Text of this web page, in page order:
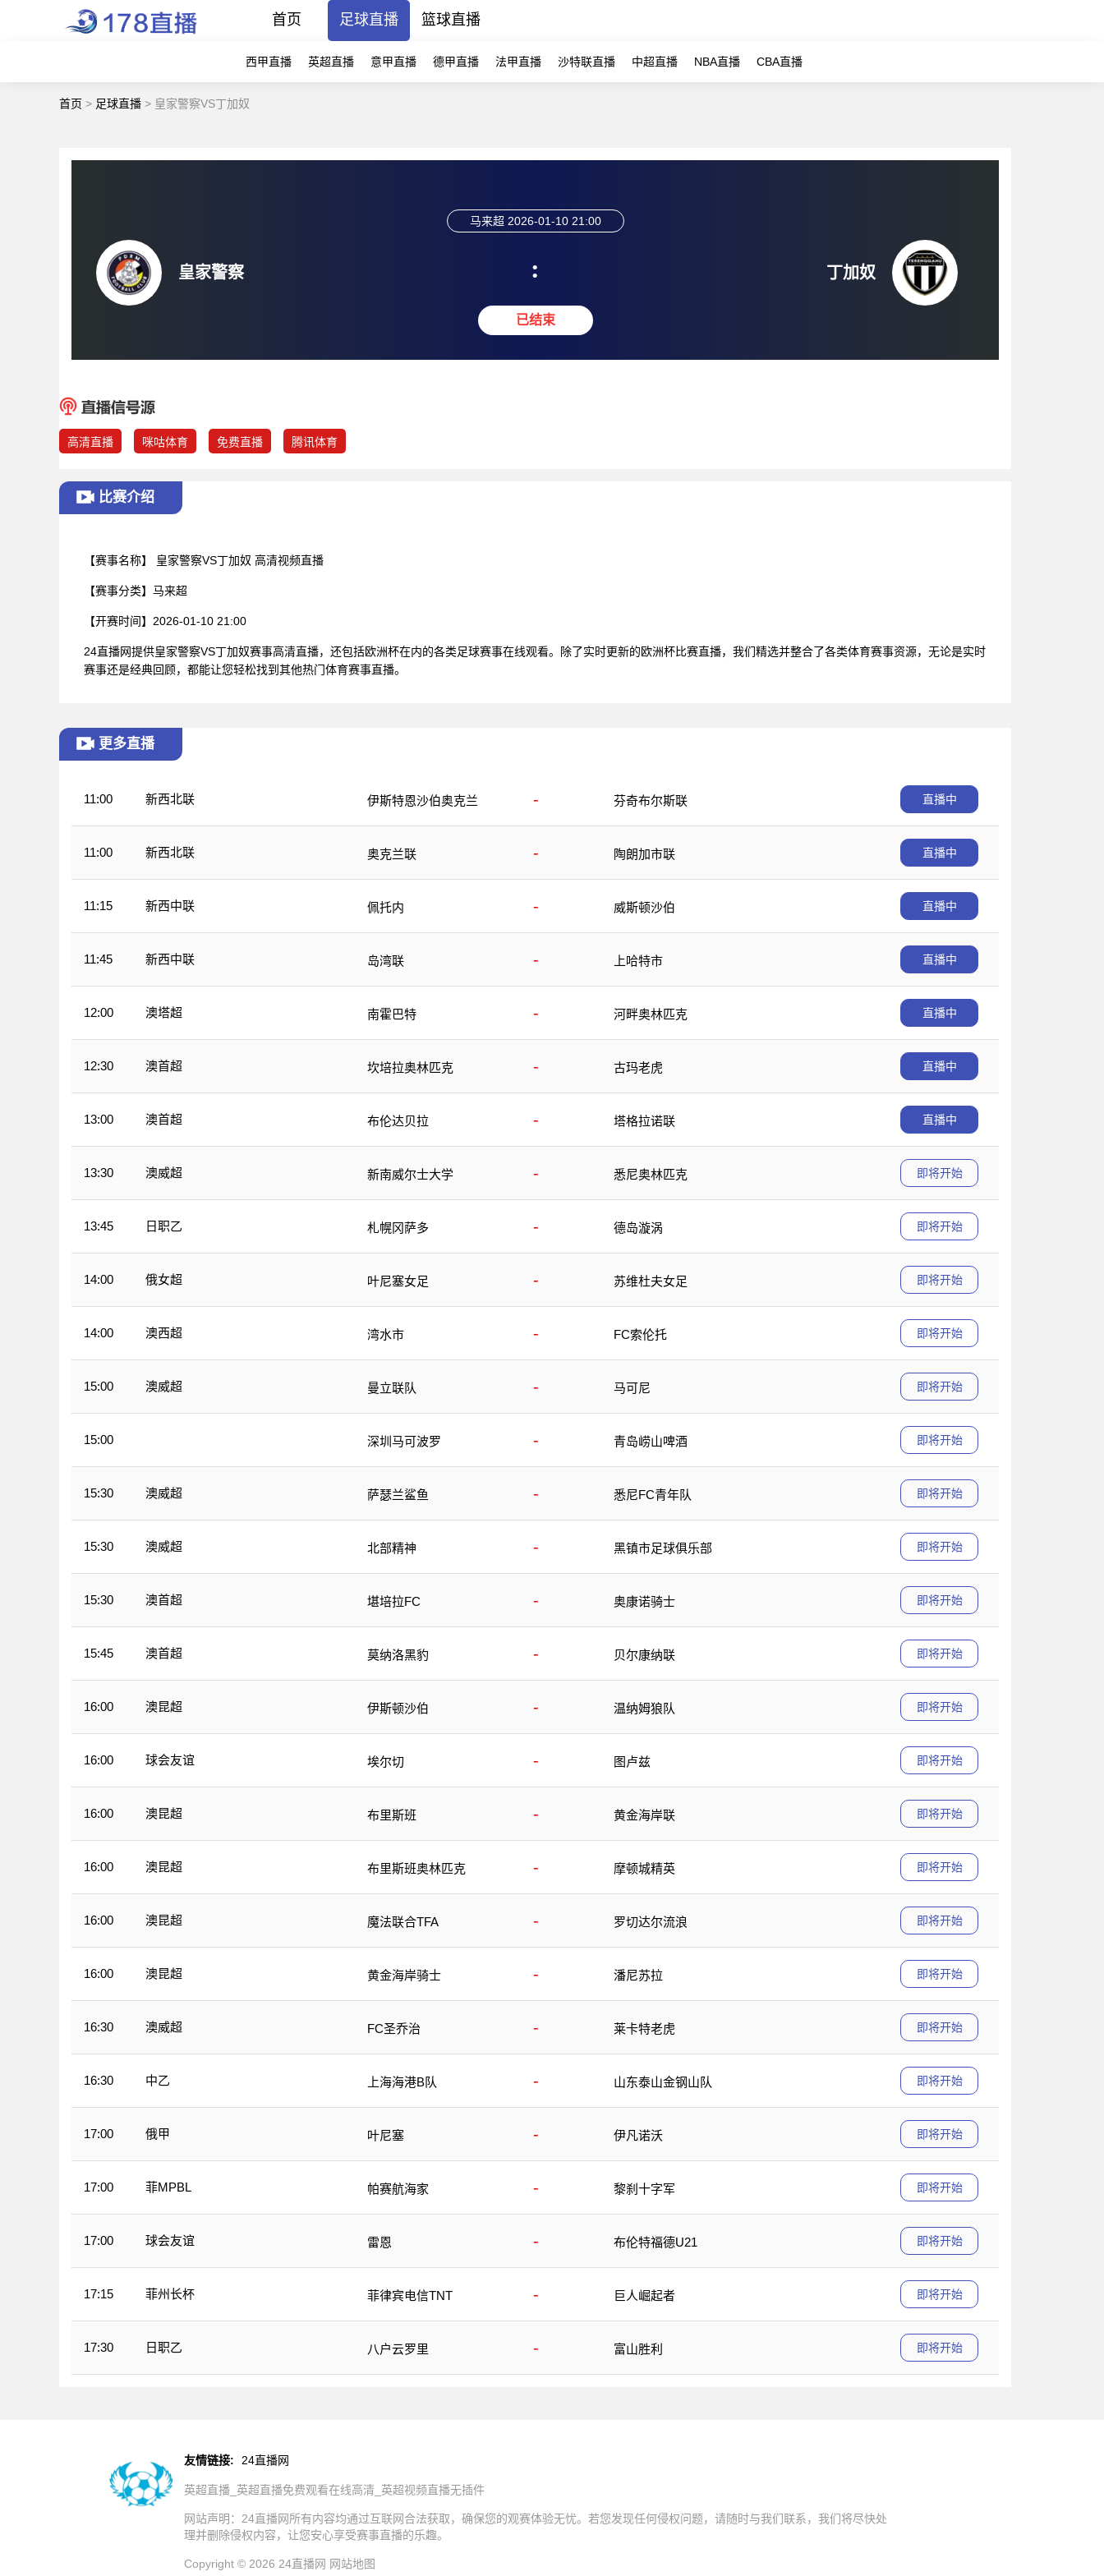
首页 足球直播 篮球直播
西甲直播 英超直播 意甲直播 德甲直播 法甲直播 沙特联直播 中超直播 NBA直播 CBA直播
首页 > 足球直播 > 皇家警察VS丁加奴
皇家警察
马来超 2026-01-10 21:00
:
已结束
丁加奴
高清直播 咪咕体育 免费直播 腾讯体育
比赛介绍
【赛事名称】 皇家警察VS丁加奴 高清视频直播
【赛事分类】 马来超
【开赛时间】 2026-01-10 21:00
24直播网提供皇家警察VS丁加奴赛事高清直播，还包括欧洲杯在内的各类足球赛事在线观看。除了实时更新的欧洲杯比赛直播，我们精选并整合了各类体育赛事资源，无论是实时
赛事还是经典回顾，都能让您轻松找到其他热门体育赛事直播。
更多直播
11:00 新西北联 伊斯特恩沙伯奥克兰 - 芬奇布尔斯联 直播中
11:00 新西北联 奥克兰联 - 陶朗加市联 直播中
11:15 新西中联 佩托内 - 威斯顿沙伯 直播中
11:45 新西中联 岛湾联 - 上哈特市 直播中
12:00 澳塔超 南霍巴特 - 河畔奥林匹克 直播中
12:30 澳首超 坎培拉奥林匹克 - 古玛老虎 直播中
13:00 澳首超 布伦达贝拉 - 塔格拉诺联 直播中
13:30 澳威超 新南威尔士大学 - 悉尼奥林匹克 即将开始
13:45 日职乙 札幌冈萨多 - 德岛漩涡 即将开始
14:00 俄女超 叶尼塞女足 - 苏维杜夫女足 即将开始
14:00 澳西超 湾水市 - FC索伦托 即将开始
15:00 澳威超 曼立联队 - 马可尼 即将开始
15:00
深圳马可波罗 - 青岛崂山啤酒 即将开始
15:30 澳威超 萨瑟兰鲨鱼 - 悉尼FC青年队 即将开始
15:30 澳威超 北部精神 - 黑镇市足球俱乐部 即将开始
15:30 澳首超 堪培拉FC - 奥康诺骑士 即将开始
15:45 澳首超 莫纳洛黑豹 - 贝尔康纳联 即将开始
16:00 澳昆超 伊斯顿沙伯 - 温纳姆狼队 即将开始
16:00 球会友谊 埃尔切 - 图卢兹 即将开始
16:00 澳昆超 布里斯班 - 黄金海岸联 即将开始
16:00 澳昆超 布里斯班奥林匹克 - 摩顿城精英 即将开始
16:00 澳昆超 魔法联合TFA - 罗切达尔流浪 即将开始
16:00 澳昆超 黄金海岸骑士 - 潘尼苏拉 即将开始
16:30 澳威超 FC圣乔治 - 莱卡特老虎 即将开始
16:30 中乙 上海海港B队 - 山东泰山金钢山队 即将开始
17:00 俄甲 叶尼塞 - 伊凡诺沃 即将开始
17:00 菲MPBL 帕赛航海家 - 黎刹十字军 即将开始
17:00 球会友谊 雷恩 - 布伦特福德U21 即将开始
17:15 菲州长杯 菲律宾电信TNT - 巨人崛起者 即将开始
17:30 日职乙 八户云罗里 - 富山胜利 即将开始
友情链接: 24直播网
英超直播_英超直播免费观看在线高清_英超视频直播无插件
网站声明：24直播网所有内容均通过互联网合法获取，确保您的观赛体验无忧。若您发现任何侵权问题，请随时与我们联系，我们将尽快处
理并删除侵权内容，让您安心享受赛事直播的乐趣。
Copyright © 2026 24直播网 网站地图